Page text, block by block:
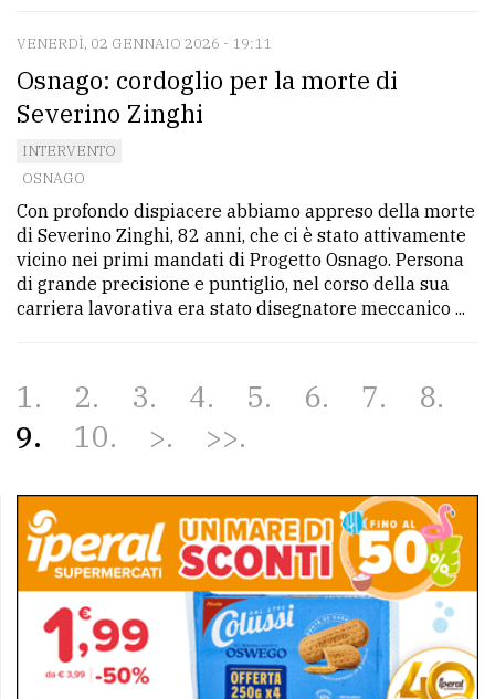
VENERDÌ, 02 GENNAIO 2026 - 19:11
Osnago: cordoglio per la morte di
Severino Zinghi
INTERVENTO
OSNAGO
Con profondo dispiacere abbiamo appreso della morte
di Severino Zinghi, 82 anni, che ci è stato attivamente
vicino nei primi mandati di Progetto Osnago. Persona
di grande precisione e puntiglio, nel corso della sua
carriera lavorativa era stato disegnatore meccanico ...
1 2 3 4 5 6 7
8
9
10 > >>